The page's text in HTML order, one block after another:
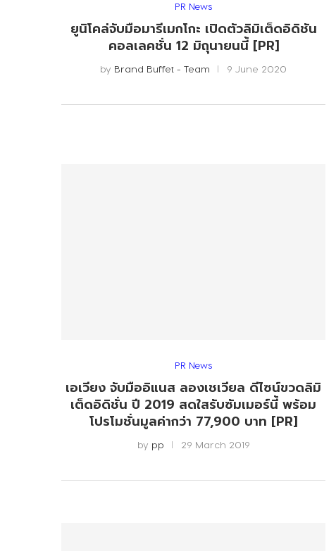
PR News
ยูนิโคล่จับมือมารีเมกโกะ เปิดตัวลิมิเต็ดอิดิชัน
คอลเลคชั่น 12 มิถุนายนนี้ [PR]
by Brand Buffet - Team 9 June 2020
PR News
เอเวียง จับมืออิแนส ลองเชเวียล ดีไซน์ขวดลิมิ
เต็ดอิดิชั่น ปี 2019 สดใสรับซัมเมอร์นี้ พร้อม
โปรโมชั่นมูลค่ากว่า 77,900 บาท [PR]
by pp 29 March 2019